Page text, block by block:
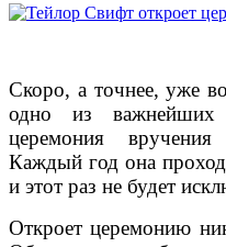
Скоро, а точнее, уже
одно из
церемония
Каждый год она
и этот раз не будет
Откроет церемонию